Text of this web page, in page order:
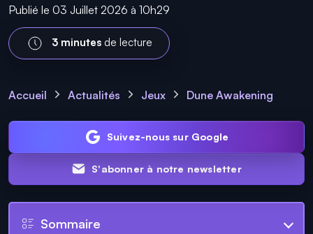
Publié le 03 Juillet 2026 à 10h29
3 minutesde lecture
Accueil Actualités Jeux Dune Awakening
Suivez-nous sur Google
S'abonner à notre newsletter
Sommaire